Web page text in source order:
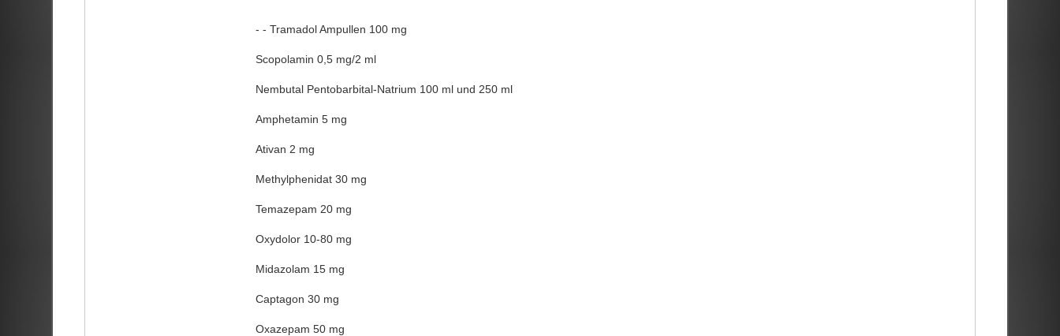
- - Tramadol Ampullen 100 mg
Scopolamin 0,5 mg/2 ml
Nembutal Pentobarbital-Natrium 100 ml und 250 ml
Amphetamin 5 mg
Ativan 2 mg
Methylphenidat 30 mg
Temazepam 20 mg
Oxydolor 10-80 mg
Midazolam 15 mg
Captagon 30 mg
Oxazepam 50 mg